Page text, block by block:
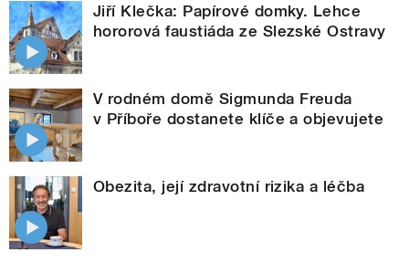
Jiří Klečka: Papírové domky. Lehce
hororová faustiáda ze Slezské Ostravy
V rodném domě Sigmunda Freuda
v Příboře dostanete klíče a objevujete
Obezita, její zdravotní rizika a léčba